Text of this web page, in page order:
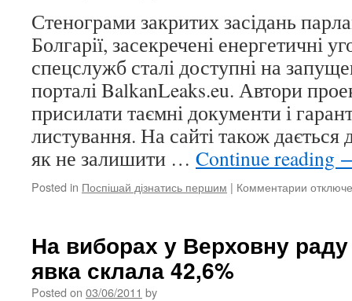
і
печиво
Стенограми закритих засідань
Болгарії, засекречені енергетичні
спецслужб сталі доступні на
порталі BalkanLeaks.eu. Автори
присилати таємні документи і
листування. На сайті також дається
як не залишити … Continue reading
Posted in Поспішай дізнатись першим | Комментарии к
На виборах у Верховну раду
явка склала 42,6%
Posted on 03/06/2011 by